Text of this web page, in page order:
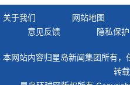
关于我们 网站地图
意见反馈
隐私保护
本网站内容归星岛新闻集团所有
转载